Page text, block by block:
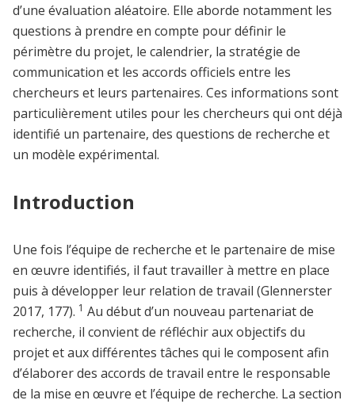
d’une évaluation aléatoire. Elle aborde notamment les
questions à prendre en compte pour définir le
périmètre du projet, le calendrier, la stratégie de
communication et les accords officiels entre les
chercheurs et leurs partenaires. Ces informations sont
particulièrement utiles pour les chercheurs qui ont déjà
identifié un partenaire, des questions de recherche et
un modèle expérimental.
Introduction
Une fois l’équipe de recherche et le partenaire de mise
en œuvre identifiés, il faut travailler à mettre en place
puis à développer leur relation de travail (Glennerster
2017, 177). 1 Au début d’un nouveau partenariat de
recherche, il convient de réfléchir aux objectifs du
projet et aux différentes tâches qui le composent afin
d’élaborer des accords de travail entre le responsable
de la mise en œuvre et l’équipe de recherche. La section